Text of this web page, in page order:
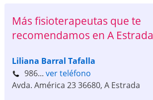
Más fisioterapeutas que te
recomendamos en A Estrada
Liliana Barral Tafalla
986... ver teléfono
Avda. América 2336680, A Estrada